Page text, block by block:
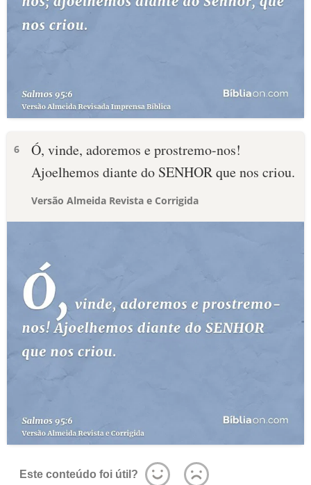
6
Ó, vinde, adoremos e prostremo-nos!
Ajoelhemos diante do SENHOR que nos criou.
Versão Almeida Revista e Corrigida
Este conteúdo foi útil?